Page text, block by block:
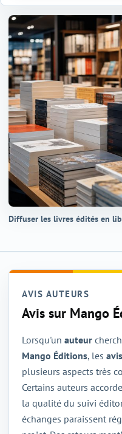
Diffuser les livres édités en
AVIS AUTEURS
Avis sur Mango
Lorsqu'un auteur
Mango Éditions, les avis
plusieurs aspects très
Certains auteurs
la qualité du suivi
échanges paraissent